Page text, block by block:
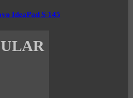
IdeaPad S-145